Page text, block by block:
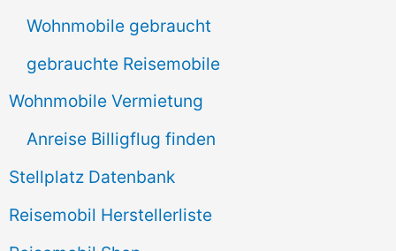
Wohnmobile gebraucht
gebrauchte Reisemobile
Wohnmobile Vermietung
Anreise Billigflug finden
Stellplatz Datenbank
Reisemobil Herstellerliste